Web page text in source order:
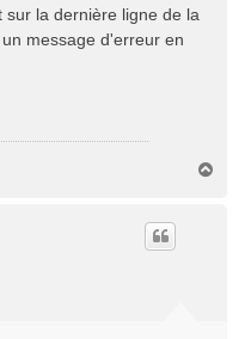
sur la dernière ligne de la
message d'erreur en